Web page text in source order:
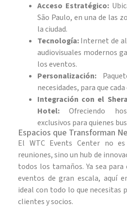
Acceso Estratégico:
São Paulo, en una de las
la ciudad.
Tecnología:Internet de
audiovisuales modernos
los eventos.
Personalización:
necesidades, para que
Integración con el
Hotel:Ofreciendo
exclusivos para quienes
Espacios que Transforman
El WTC Events Center no
reuniones, sino un hub de
todos los tamaños. Ya sea
eventos de gran escala, aquí
ideal con todo lo que necesitas
clientes y socios.